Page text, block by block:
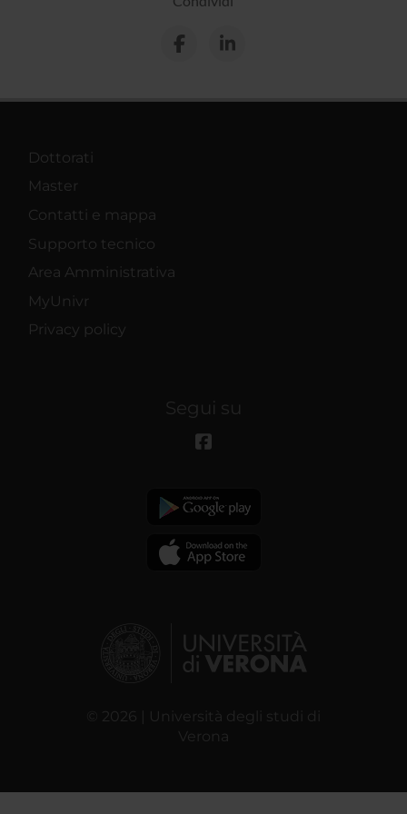
Dottorati
Master
Contatti e mappa
Supporto tecnico
Area Amministrativa
MyUnivr
Privacy policy
Segui su
© 2026 | Università degli studi di
Verona